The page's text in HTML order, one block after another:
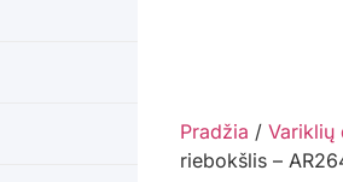
Pradžia / Variklių
riebokšlis –